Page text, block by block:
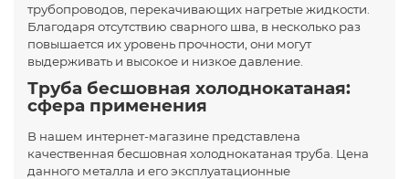
трубопроводов, перекачивающих нагретые жидкости.
Благодаря отсутствию сварного шва, в несколько раз
повышается их уровень прочности, они могут
выдерживать и высокое и низкое давление.
Труба бесшовная холоднокатаная:
сфера применения
В нашем интернет-магазине представлена
качественная бесшовная холоднокатаная труба. Цена
данного металла и его эксплуатационные